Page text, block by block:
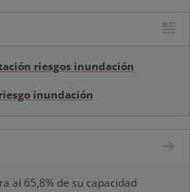
riesgos inundación
inundación
al 65,8% de su capacidad